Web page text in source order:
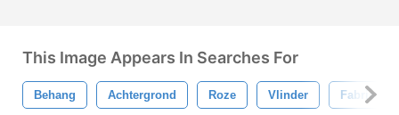
This Image Appears In Searches For
Behang Achtergrond Roze Vlinder Fabriek